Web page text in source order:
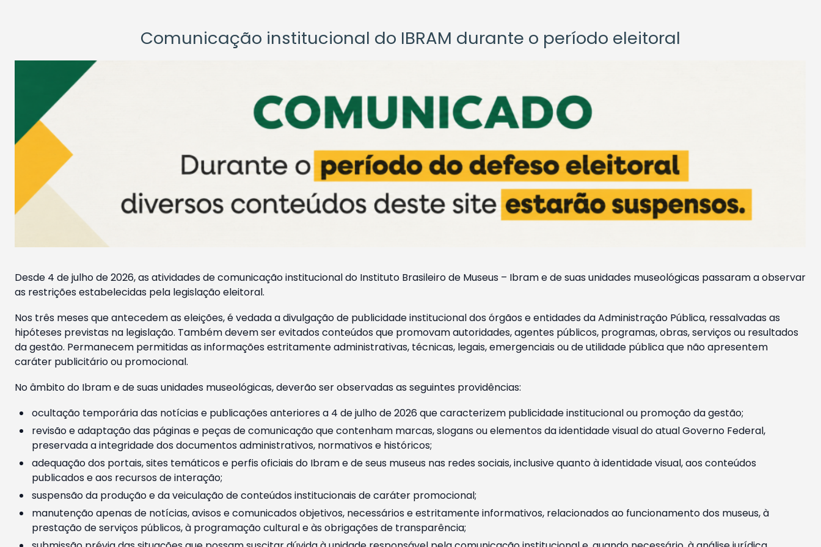
Comunicação institucional do IBRAM durante o período eleitoral
Desde 4 de julho de 2026, as atividades de comunicação institucional do Instituto Brasileiro de Museus – Ibram e de suas unidades museológicas passaram a observar
as restrições estabelecidas pela legislação eleitoral.
Nos três meses que antecedem as eleições, é vedada a divulgação de publicidade institucional dos órgãos e entidades da Administração Pública, ressalvadas as
hipóteses previstas na legislação. Também devem ser evitados conteúdos que promovam autoridades, agentes públicos, programas, obras, serviços ou resultados
da gestão. Permanecem permitidas as informações estritamente administrativas, técnicas, legais, emergenciais ou de utilidade pública que não apresentem
caráter publicitário ou promocional.
No âmbito do Ibram e de suas unidades museológicas, deverão ser observadas as seguintes providências:
ocultação temporária das notícias e publicações anteriores a 4 de julho de 2026 que caracterizem publicidade institucional ou promoção da gestão;
revisão e adaptação das páginas e peças de comunicação que contenham marcas, slogans ou elementos da identidade visual do atual Governo Federal,
preservada a integridade dos documentos administrativos, normativos e históricos;
adequação dos portais, sites temáticos e perfis oficiais do Ibram e de seus museus nas redes sociais, inclusive quanto à identidade visual, aos conteúdos
publicados e aos recursos de interação;
suspensão da produção e da veiculação de conteúdos institucionais de caráter promocional;
manutenção apenas de notícias, avisos e comunicados objetivos, necessários e estritamente informativos, relacionados ao funcionamento dos museus, à
prestação de serviços públicos, à programação cultural e às obrigações de transparência;